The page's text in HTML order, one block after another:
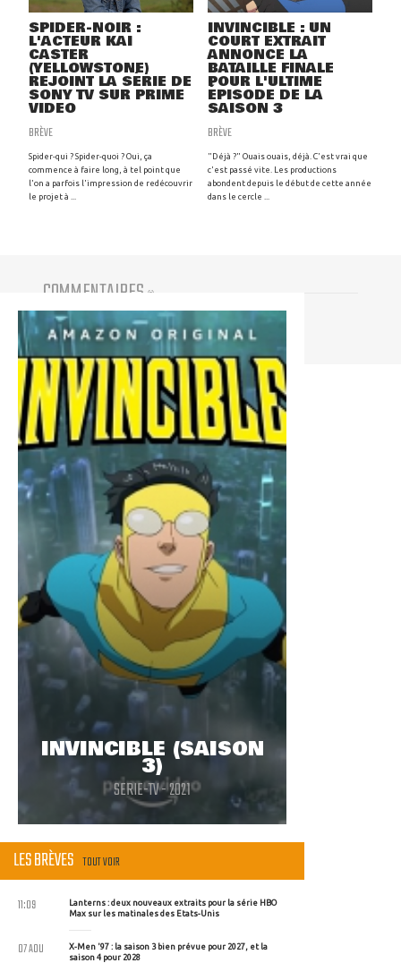
SPIDER-NOIR :
L'ACTEUR KAI
CASTER
(YELLOWSTONE)
REJOINT LA SÉRIE DE
SONY TV SUR PRIME
VIDEO
BRÈVE
Spider-qui ? Spider-quoi ? Oui, ça
commence à faire long, à tel point que
l'on a parfois l'impression de redécouvrir
le projet à ...
INVINCIBLE : UN
COURT EXTRAIT
ANNONCE LA
BATAILLE FINALE
POUR L'ULTIME
ÉPISODE DE LA
SAISON 3
BRÈVE
"Déjà ?" Ouais ouais, déjà. C'est vrai que
c'est passé vite. Les productions
abondent depuis le début de cette année
dans le cercle ...
COMMENTAIRES (0)
Vous devez être connecté pour participer
INVINCIBLE (SAISON
3)
SERIE-TV - 2021
LES BRÈVES TOUT VOIR
Lanterns : deux nouveaux extraits pour la série HBO
Max sur les matinales des Etats-Unis
11:09
X-Men '97 : la saison 3 bien prévue pour 2027, et la
saison 4 pour 2028
07 AOU